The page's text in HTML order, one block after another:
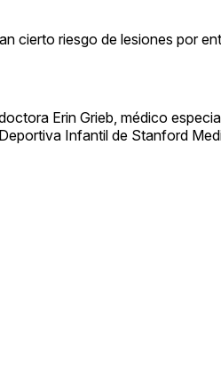
cierto riesgo de lesiones por
Erin Grieb, médico
Infantil de Stanford